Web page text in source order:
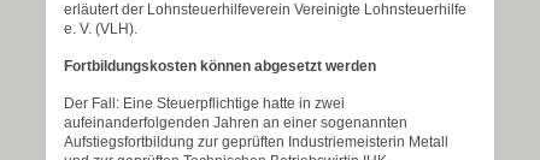
erläutert der Lohnsteuerhilfeverein Vereinigte Lohnsteuerhilfe
e. V. (VLH).
Fortbildungskosten können abgesetzt werden
Der Fall: Eine Steuerpflichtige hatte in zwei
aufeinanderfolgenden Jahren an einer sogenannten
Aufstiegsfortbildung zur geprüften Industriemeisterin Metall